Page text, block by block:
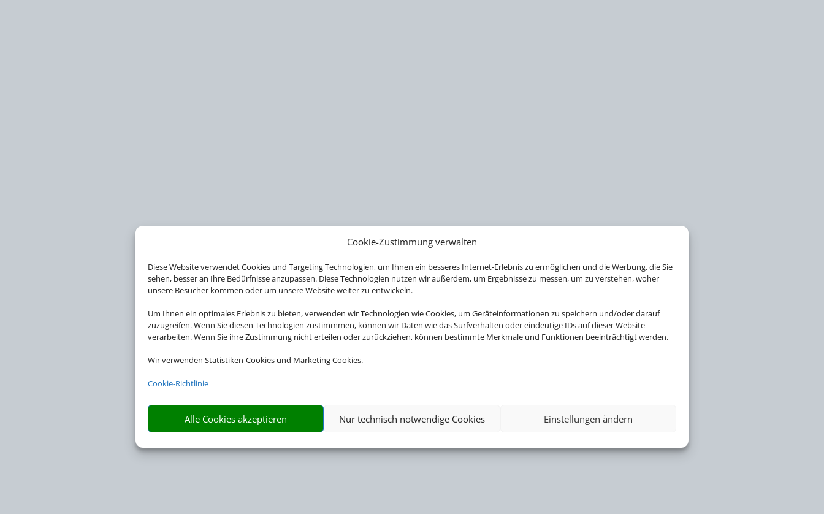
Cookie-Zustimmung verwalten
Diese Website verwendet Cookies und Targeting Technologien, um Ihnen ein besseres Internet-Erlebnis zu ermöglichen und die Werbung, die Sie
sehen, besser an Ihre Bedürfnisse anzupassen. Diese Technologien nutzen wir außerdem, um Ergebnisse zu messen, um zu verstehen, woher
unsere Besucher kommen oder um unsere Website weiter zu entwickeln.
Um Ihnen ein optimales Erlebnis zu bieten, verwenden wir Technologien wie Cookies, um Geräteinformationen zu speichern und/oder darauf
zuzugreifen. Wenn Sie diesen Technologien zustimmmen, können wir Daten wie das Surfverhalten oder eindeutige IDs auf dieser Website
verarbeiten. Wenn Sie ihre Zustimmung nicht erteilen oder zurückziehen, können bestimmte Merkmale und Funktionen beeinträchtigt werden.
Wir verwenden Statistiken-Cookies und Marketing Cookies.
Cookie-Richtlinie
Alle Cookies akzeptieren Nur technisch notwendige Cookies Einstellungen ändern